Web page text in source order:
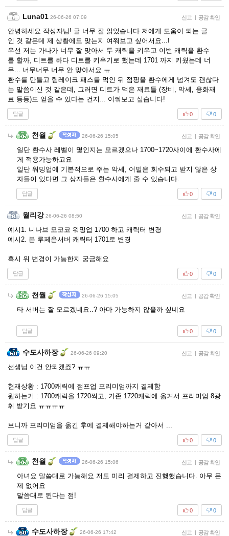
Luna01 26-06-26 07:09 신고 | 공감 확인
안녕하세요 작성자님! 글 너무 잘 읽었습니다 저에게 도움이 되는 글
인 것 같은데 제 상황에도 맞는지 여쭤보고 싶어서요...!
우선 저는 가나가 너무 잘 맞아서 두 캐릭을 키우고 이번 캐릭을 환수
를 할까, 디트를 하다 디트를 키우기로 했는데 1701 까지 키웠는데 너
무... 너무너무 너무 안 맞아서요 ㅠ
환수를 만들고 림레이크 패스를 먹인 뒤 점핑을 환수에게 넘겨도 괜찮다
는 말씀이신 것 같은데, 그러면 디트가 먹은 재료들 (장비, 악세, 융화재
료 등등)도 얻을 수 있다는 건지... 여쭤보고 싶습니다!
답글 0
0
천월 26-06-26 15:05 신고 | 공감 확인
일단 환수사 레벨이 몇인지는 모르겠으나 1700~1720사이에 환수사에
게 적용가능하고요
일단 워밍업에 기본적으로 주는 악세, 어빌은 회수되고 받지 않은 상
자들이 있다면 그 상자들은 환수사에게 줄 수 있습니다.
답글 0
0
월리강 26-06-26 08:50 신고 | 공감 확인
예시1. 니나브 모코코 워밍업 1700 하고 캐릭터 변경
예시2. 본 루페온서버 캐릭터 1701로 변경
혹시 위 변경이 가능한지 궁금해요
답글 0
0
천월 26-06-26 15:05 신고 | 공감 확인
타 서버는 잘 모르겠네요..? 아마 가능하지 않을까 싶네요
답글 0
0
수도사하장 26-06-26 09:20 신고 | 공감 확인
선생님 이건 안되겠죠? ㅠㅠ
현재상황 : 1700캐릭에 점프업 프리미엄까지 결제함
원하는거 : 1700캐릭을 1720찍고, 기존 1720캐릭에 옮겨서 프리미엄 8광
휘 받기요 ㅠㅠㅠㅠ
보니까 프리미엄을 옮긴 후에 결제해야하는거 같아서 ...
답글 0
0
천월 26-06-26 15:06 신고 | 공감 확인
아녀요 말씀대로 가능해요 저도 미리 결제하고 진행했습니다. 아무 문
제 없어요
말씀대로 된다는 점!
답글 0
0
수도사하장 26-06-26 17:42 신고 | 공감 확인